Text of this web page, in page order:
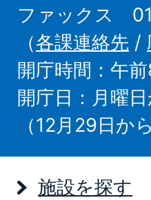
ファックス
（各課連絡先 /
開庁時間：午
開庁日：月曜
（12月29日か
施設を探す